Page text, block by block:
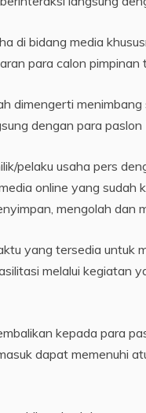
di bidang media
para calon pimpinan
dimengerti
dengan para paslon
pelaku usaha pers
online yang sudah
mengolah dan
yang tersedia untuk
melalui kegiatan
kepada para
dapat memenuhi